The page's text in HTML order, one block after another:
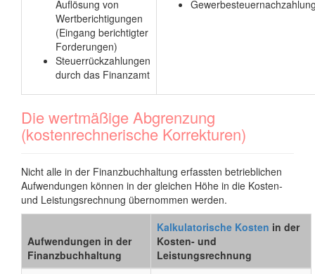
Auflösung von
Wertberichtigungen
(Eingang berichtigter
Forderungen)
Steuerrückzahlungen
durch das Finanzamt
Die wertmäßige Abgrenzung
(kostenrechnerische Korrekturen)
Nicht alle in der Finanzbuchhaltung erfassten betrieblichen
Aufwendungen können in der gleichen Höhe in die Kosten-
und Leistungsrechnung übernommen werden.
Aufwendungen in der
Finanzbuchhaltung
Kalkulatorische Kosten in der
Kosten- und
Leistungsrechnung